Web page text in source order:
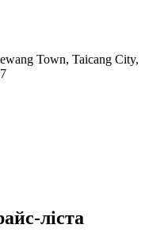
Town, Taicang City,
ліста